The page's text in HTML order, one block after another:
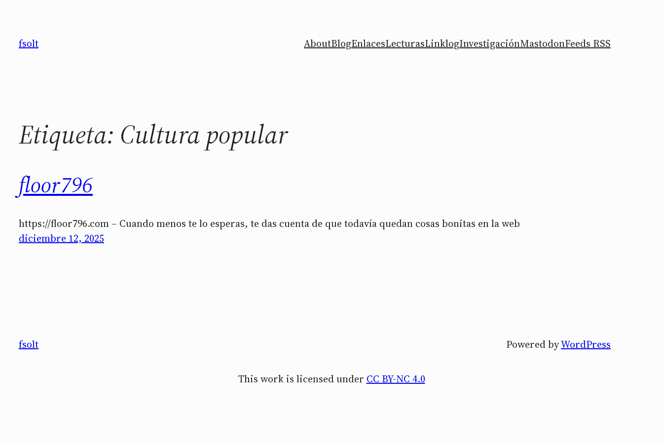
contenido
fsolt AboutBlogEnlacesLecturasLinklogInvestigaciónMastodonFeeds RSS
Etiqueta: Cultura popular
floor796
https://floor796.com – Cuando menos te lo esperas, te das cuenta de que todavía quedan cosas bonitas en la web
diciembre 12, 2025
fsolt Powered byWordPress
This work is licensed under CC BY-NC 4.0